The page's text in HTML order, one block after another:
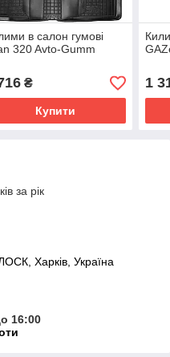
в салон гумові
320 Avto-Gumm
₴
Купити
1
за рік
Харків, Україна
16:00